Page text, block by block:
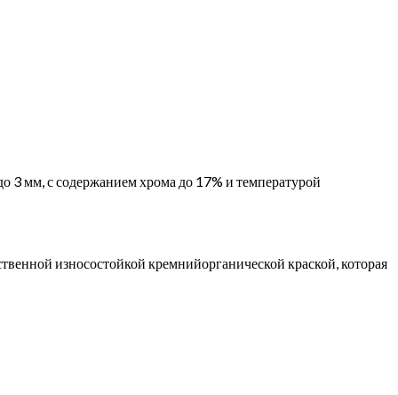
3 мм, с содержанием хрома до 17% и температурой
износостойкой кремнийорганической краской, которая